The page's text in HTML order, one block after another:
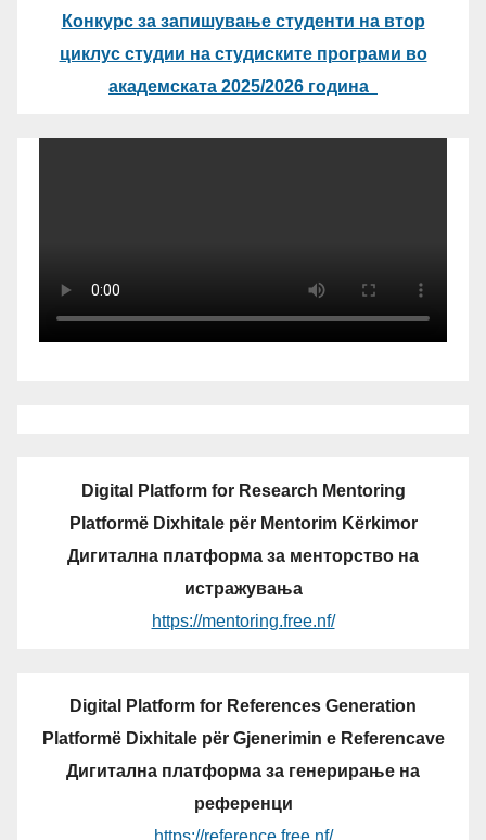
Конкурс за запишување студенти на втор
циклус студии на студиските програми во
академската 2025/2026 година
Digital Platform for Research Mentoring
Platformë Dixhitale për Mentorim Kërkimor
Дигитална платформа за менторство на
истражувања
https://mentoring.free.nf/
Digital Platform for References Generation
Platformë Dixhitale për Gjenerimin e Referencave
Дигитална платформа за генерирање на
референци